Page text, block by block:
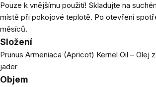
Pouze k vnějšímu použití! Skladujte na
místě při pokojové teplotě. Po otevření
měsíců.
Složení
Prunus Armeniaca (Apricot) Kernel Oil – Olej
jader
Objem